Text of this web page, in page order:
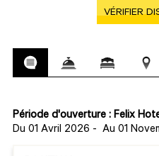
VÉRIFIER
Période d'ouverture : Felix
Du 01 Avril 2026 - Au 01